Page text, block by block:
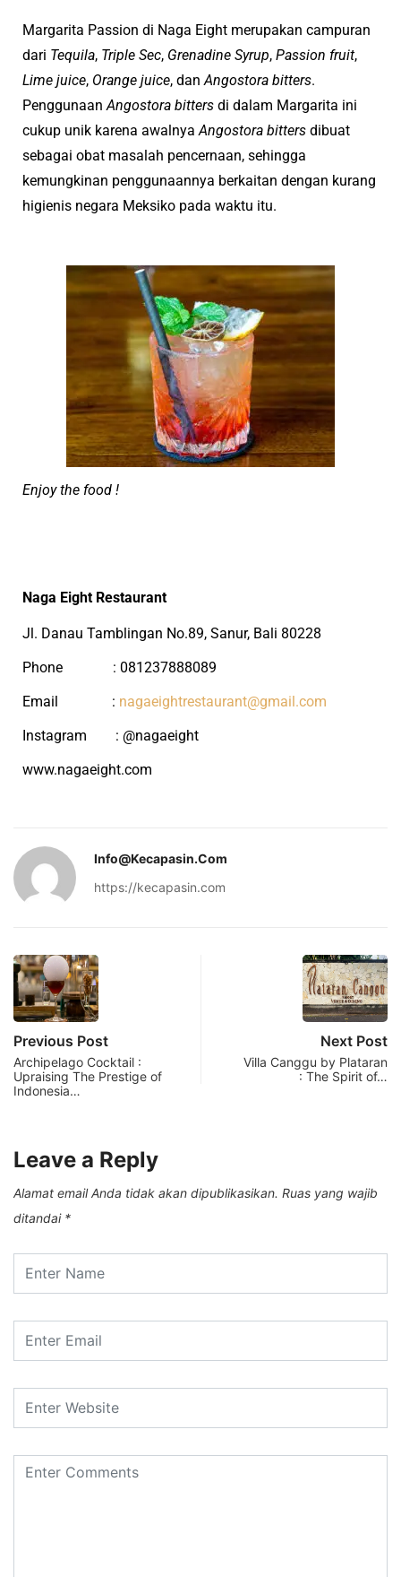
Margarita Passion di Naga Eight merupakan campuran
dari Tequila, Triple Sec, Grenadine Syrup, Passion fruit,
Lime juice, Orange juice, dan Angostora bitters.
Penggunaan Angostora bitters di dalam Margarita ini
cukup unik karena awalnya Angostora bitters dibuat
sebagai obat masalah pencernaan, sehingga
kemungkinan penggunaannya berkaitan dengan kurang
higienis negara Meksiko pada waktu itu.
Enjoy the food !
Naga Eight Restaurant
Jl. Danau Tamblingan No.89, Sanur, Bali 80228
Phone
: 081237888089
Email
: nagaeightrestaurant@gmail.com
Instagram
: @nagaeight
www.nagaeight.com
Info@kecapasin.com
https://kecapasin.com
Previous Post
Archipelago Cocktail :
Upraising The Prestige of
Indonesia…
Next Post
Villa Canggu by Plataran
: The Spirit of…
Leave a Reply
Alamat email Anda tidak akan dipublikasikan. Ruas yang wajib
ditandai *